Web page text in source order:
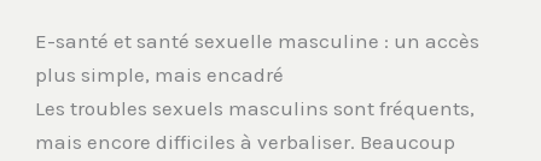
E-santé et santé sexuelle masculine : un accès
plus simple, mais encadré
Les troubles sexuels masculins sont fréquents,
mais encore difficiles à verbaliser. Beaucoup